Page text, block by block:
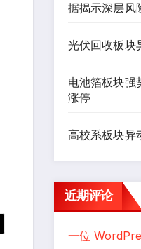
据揭示深层风
光伏回收板块
电池箔板块强
涨停
高校系板块异
近期评论
一位